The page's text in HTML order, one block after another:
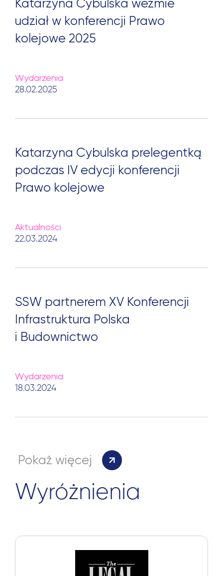
Katarzyna Cybulska weźmie
udział w konferencji Prawo
kolejowe 2025
Wydarzenia
28.02.2025
Katarzyna Cybulska prelegentką
podczas IV edycji konferencji
Prawo kolejowe
Aktualności
22.03.2024
SSW partnerem XV Konferencji
Infrastruktura Polska
i Budownictwo
Wydarzenia
18.03.2024
Pokaż więcej
Wyróżnienia